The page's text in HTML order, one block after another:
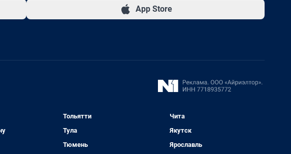
App Store
Тольятти
Тула
Тюмень
Чита
Якутск
Ярославль